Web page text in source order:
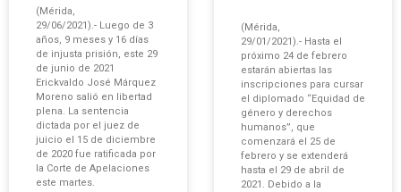
(Mérida,
29/06/2021).- Luego de 3
años, 9 meses y 16 días
de injusta prisión, este 29
de junio de 2021
Erickvaldo José Márquez
Moreno salió en libertad
plena. La sentencia
dictada por el juez de
juicio el 15 de diciembre
de 2020 fue ratificada por
la Corte de Apelaciones
este martes.
(Mérida,
29/01/2021).- Hasta el
próximo 24 de febrero
estarán abiertas las
inscripciones para cursar
el diplomado “Equidad de
género y derechos
humanos”, que
comenzará el 25 de
febrero y se extenderá
hasta el 29 de abril de
2021. Debido a la